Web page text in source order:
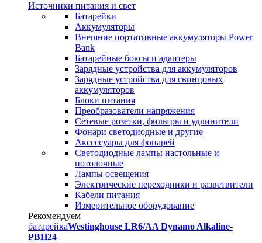
Источники питания и свет
Батарейки
Аккумуляторы
Внешние портативные аккумуляторы Power
Bank
Батарейные боксы и адаптеры
Зарядные устройства для аккумуляторов
Зарядные устройства для свинцовых
аккумуляторов
Блоки питания
Преобразователи напряжения
Сетевые розетки, фильтры и удлинители
Фонари светодиодные и другие
Аксессуары для фонарей
Светодиодные лампы настольные и
потолочные
Лампы освещения
Электрические переходники и разветвители
Кабели питания
Измерительное оборудование
Рекомендуем
батарейкаWestinghouse LR6/AA Dynamo Alkaline-
PBH24